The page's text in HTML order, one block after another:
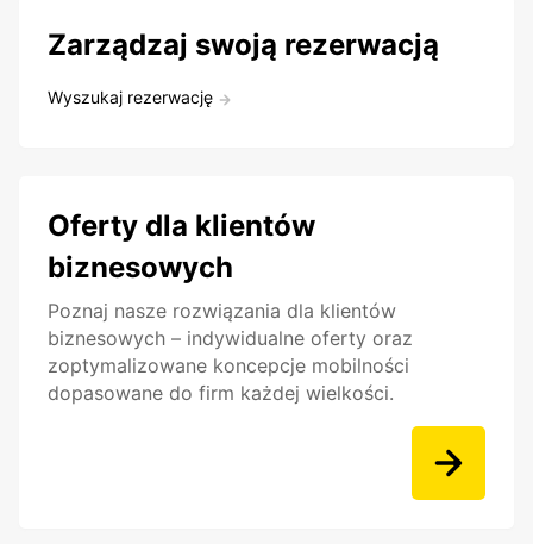
Zarządzaj swoją rezerwacją
Wyszukaj rezerwację
Oferty dla klientów
biznesowych
Poznaj nasze rozwiązania dla klientów
biznesowych – indywidualne oferty oraz
zoptymalizowane koncepcje mobilności
dopasowane do firm każdej wielkości.